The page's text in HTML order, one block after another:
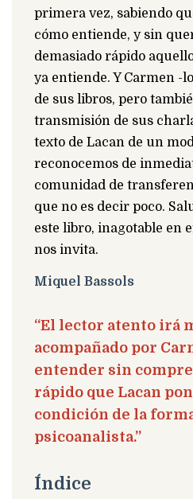
primera vez, sabiendo
cómo entiende, y sin
demasiado rápido
ya entiende. Y Carmen -
de sus libros, pero
transmisión de sus
texto de Lacan de un
reconocemos de
comunidad de
que no es decir poco.
este libro, inagotable en
nos invita.
Miquel Bassols
“El lector atento irá
acompañado por
entender sin
rápido que Lacan
condición de la
psicoanalista.”
Índice